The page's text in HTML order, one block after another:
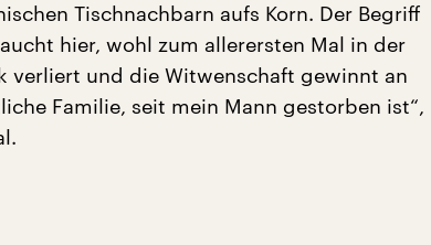
Tischnachbarn aufs Korn. Der Begriff
hier, wohl zum allerersten Mal in der
verliert und die Witwenschaft gewinnt an
Familie, seit mein Mann gestorben ist“,